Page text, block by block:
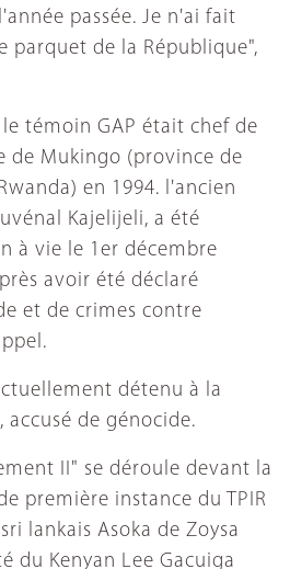
passée. Je n'ai fait
parquet de la République",
témoin GAP était chef de
de Mukingo (province de
en 1994. l'ancien
Kajelijeli, a été
à vie le 1er décembre
avoir été déclaré
et de crimes contre
détenu à la
accusé de génocide.
II" se déroule devant la
première instance du TPIR
lankais Asoka de Zoysa
du Kenyan Lee Gacuiga